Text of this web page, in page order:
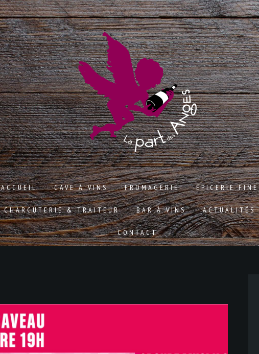
ACCUEIL CAVE À VINS FROMAGERIE ÉPICERIE FINE
CHARCUTERIE & TRAITEUR BAR À VINS ACTUALITÉS
CONTACT